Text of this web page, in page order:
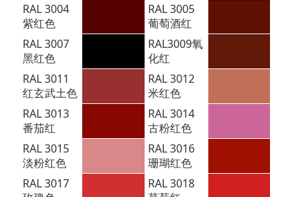
RAL 3004
紫红色
RAL 3005
葡萄酒红
RAL 3007
黑红色
RAL3009氧
化红
RAL 3011
红玄武土色
RAL 3012
米红色
RAL 3013
番茄红
RAL 3014
古粉红色
RAL 3015
淡粉红色
RAL 3016
珊瑚红色
RAL 3017
RAL 3018